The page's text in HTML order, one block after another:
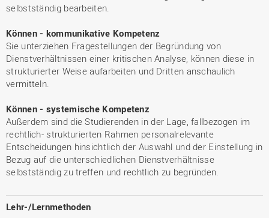
selbstständig bearbeiten.
Können - kommunikative Kompetenz
Sie unterziehen Fragestellungen der Begründung von
Dienstverhältnissen einer kritischen Analyse, können diese in
strukturierter Weise aufarbeiten und Dritten anschaulich
vermitteln.
Können - systemische Kompetenz
Außerdem sind die Studierenden in der Lage, fallbezogen im
rechtlich- strukturierten Rahmen personalrelevante
Entscheidungen hinsichtlich der Auswahl und der Einstellung in
Bezug auf die unterschiedlichen Dienstverhältnisse
selbstständig zu treffen und rechtlich zu begründen.
Lehr-/Lernmethoden